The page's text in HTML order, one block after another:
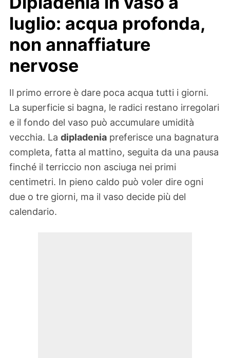
luglio: acqua profonda,
non annaffiature
nervose
Il primo errore è dare poca acqua tutti i giorni.
La superficie si bagna, le radici restano irregolari
e il fondo del vaso può accumulare umidità
vecchia. La dipladenia preferisce una bagnatura
completa, fatta al mattino, seguita da una pausa
finché il terriccio non asciuga nei primi
centimetri. In pieno caldo può voler dire ogni
due o tre giorni, ma il vaso decide più del
calendario.